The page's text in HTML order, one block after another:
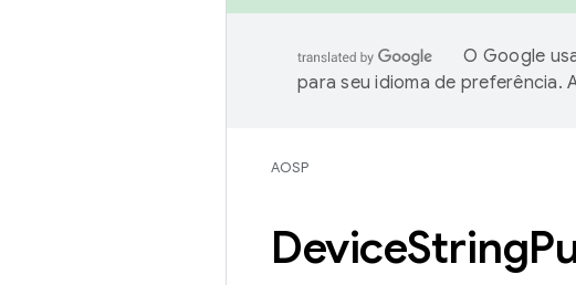
O Google
para seu idioma de preferência.
AOSP
DeviceString